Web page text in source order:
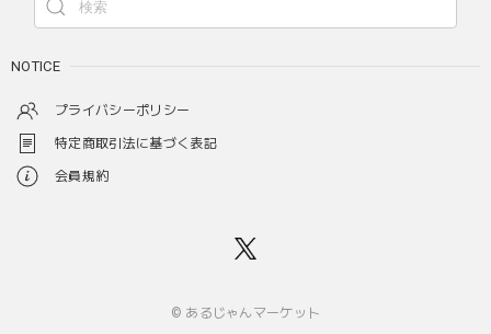
NOTICE
プライバシーポリシー
特定商取引法に基づく表記
会員規約
© あるじゃんマーケット